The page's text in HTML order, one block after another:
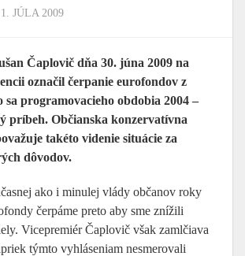
1. JÚLA 2009
Čaplovič dňa 30. júna 2009 na
označil čerpanie eurofondov z
sa programovacieho obdobia 2004 –
príbeh. Občianska konzervatívna
takéto videnie situácie za
dôvodov.
ako i minulej vlády občanov roky
čerpáme preto aby sme znížili
Vicepremiér Čaplovič však zamlčiava
týmto vyhláseniam nesmerovali